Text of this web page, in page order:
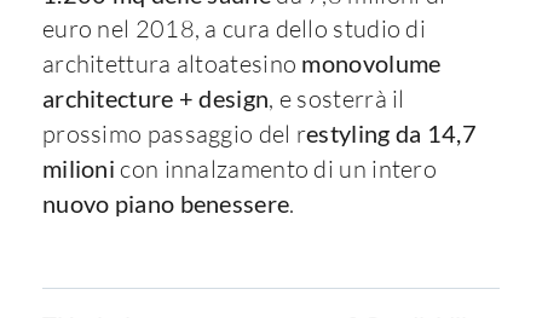
euro nel 2018, a cura dello studio di
architettura altoatesino monovolume
architecture + design, e sosterrà il
prossimo passaggio del restyling da 14,7
milioni con innalzamento di un intero
nuovo piano benessere.